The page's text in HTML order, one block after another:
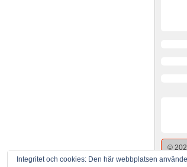
©
Integritet och cookies: Den här webbplatsen